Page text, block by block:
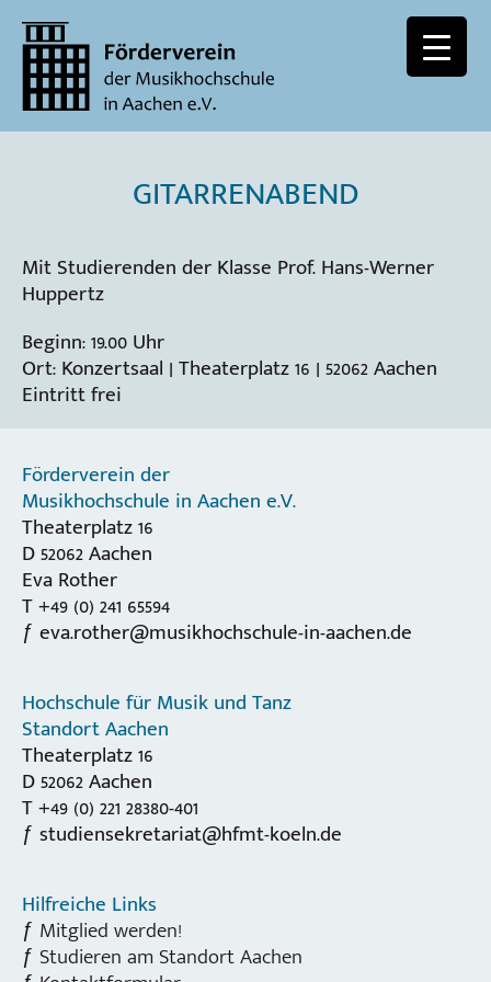
GITARRENABEND
Mit Studierenden der Klasse Prof. Hans-Werner
Huppertz
Beginn: 19.00 Uhr
Ort: Konzertsaal | Theaterplatz 16 | 52062 Aachen
Eintritt frei
Förderverein der
Musikhochschule in Aachen e.V.
Theaterplatz 16
D 52062 Aachen
Eva Rother
T +49 (0) 241 65594
eva.rother@musikhochschule-in-aachen.de
Hochschule für Musik und Tanz
Standort Aachen
Theaterplatz 16
D 52062 Aachen
T +49 (0) 221 28380-401
studiensekretariat@hfmt-koeln.de
Hilfreiche Links
Mitglied werden!
Studieren am Standort Aachen